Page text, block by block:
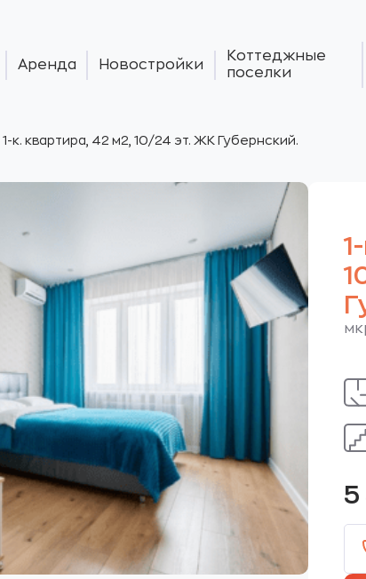
Аренда Новостройки
Коттеджные
поселки
1-к. квартира, 42 м2, 10/24 эт. ЖК Губернский.
5